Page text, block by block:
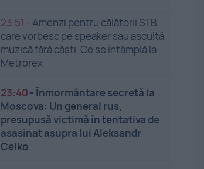
23:51 -Amenzi pentru călătorii STB
care vorbesc pe speaker sau ascultă
muzică fără căști. Ce se întâmplă la
Metrorex
23:40 -Înmormântare secretă la
Moscova: Un general rus,
presupusă victimă în tentativa de
asasinat asupra lui Aleksandr
Ceiko